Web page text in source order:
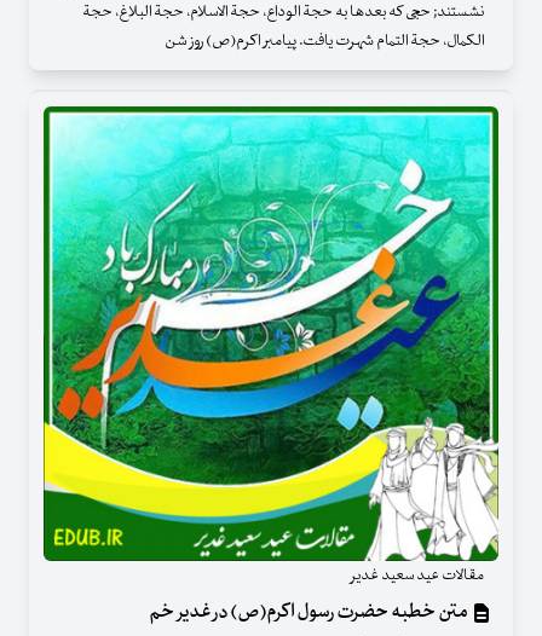
نشستند; حجی که بعدها به حجة الوداع، حجة الاسلام، حجة البلاغ، حجة
الکمال، حجة التمام شهرت یافت. پیامبر اکرم(ص) روز شن
مقالات عید سعید غدیر
متن خطبه حضرت رسول اکرم(ص) در غدیر خم